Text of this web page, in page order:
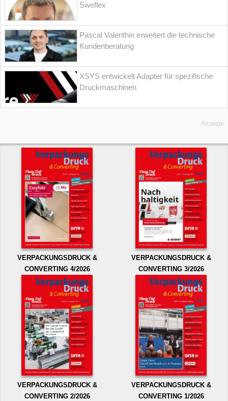
Sweflex
Pascal Valenthin erweitert die technische
Kundenberatung
XSYS entwickelt Adapter für spezifische
Druckmaschinen
Anzeige
VERPACKUNGSDRUCK &
CONVERTING 4/2026
VERPACKUNGSDRUCK &
CONVERTING 3/2026
VERPACKUNGSDRUCK &
CONVERTING 2/2026
VERPACKUNGSDRUCK &
CONVERTING 1/2026